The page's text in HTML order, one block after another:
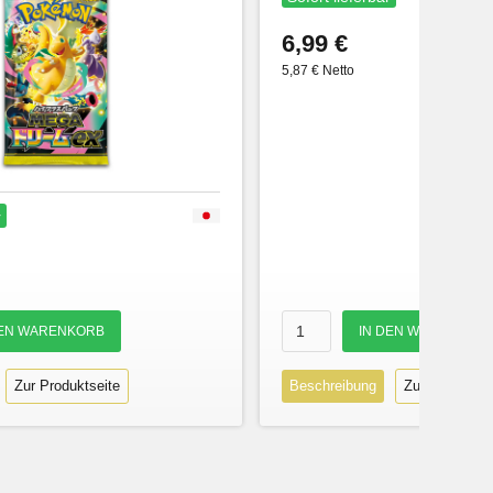
Zur Produktseite
6,99 €
5,87 € Netto
Beschreibung Zur